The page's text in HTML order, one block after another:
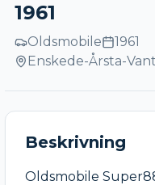
1961
Oldsmobile
1961
Enskede-Årsta-
Beskrivning
Oldsmobile